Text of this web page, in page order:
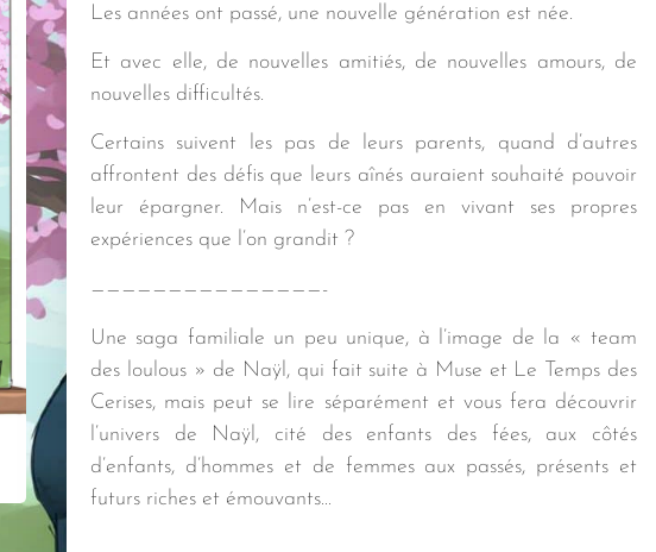
Les années ont passé, une nouvelle génération est née.
Et avec elle, de nouvelles amitiés, de nouvelles amours, de
nouvelles difficultés.
Certains suivent les pas de leurs parents, quand d’autres
affrontent des défis que leurs aînés auraient souhaité pouvoir
leur épargner. Mais n’est-ce pas en vivant ses propres
expériences que l’on grandit ?
———————————————-
Une saga familiale un peu unique, à l’image de la « team
des loulous » de Naÿl, qui fait suite à Muse et Le Temps des
Cerises, mais peut se lire séparément et vous fera découvrir
l’univers de Naÿl, cité des enfants des fées, aux côtés
d’enfants, d’hommes et de femmes aux passés, présents et
futurs riches et émouvants…